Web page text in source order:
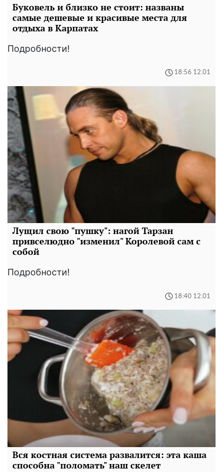
Буковель и близко не стоит: названы
самые дешевые и красивые места для
отдыха в Карпатах
Подробности!
18:56 12.01
Лущил свою "пушку": нагой Тарзан
привселюдно "изменил" Королевой сам с
собой
Подробности!
18:40 12.01
Вся костная система развалится: эта каша
способна "поломать" наш скелет